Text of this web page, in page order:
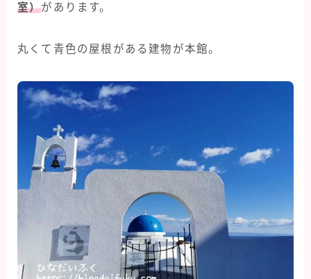
室）があります。
丸くて青色の屋根がある建物が本館。